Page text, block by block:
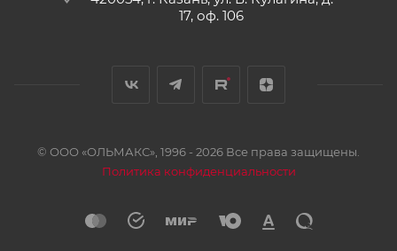
17, оф. 106
© ООО «ОЛЬМАКС», 1996 - 2026 Все права защищены.
Политика конфиденциальности